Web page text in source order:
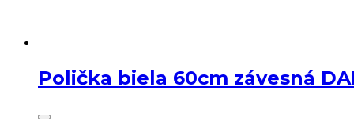
Polička biela 60cm závesná